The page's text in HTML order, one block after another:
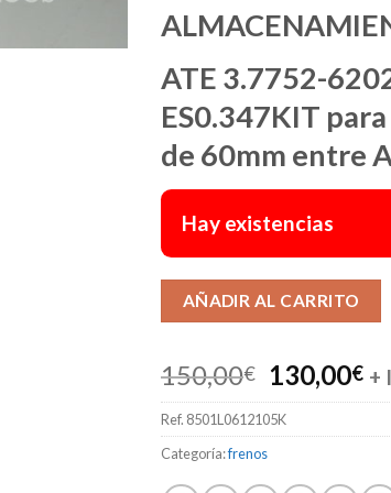
ATE 3.7752-
ES0.347KIT
de 60mm entre
Hay existencias
AÑADIR AL CARRITO
150,00€
El
precio
original
150,00€.
130,00€El
+
Ref. 8501L0612105K
Categoría:frenos